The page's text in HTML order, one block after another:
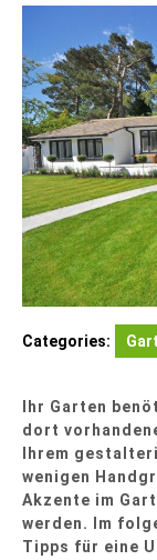
Categories:
Ihr Garten
dort
Ihrem
wenigen
Akzente im
werden. Im
Tipps für eine